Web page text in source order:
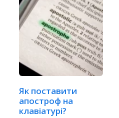
Як поставити
апостроф на
клавіатурі?